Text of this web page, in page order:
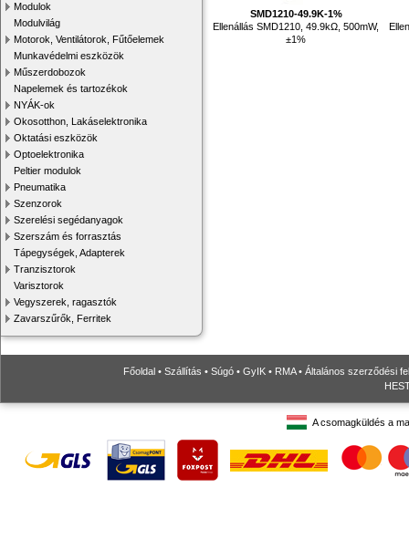
Modulok
Modulvilág
Motorok, Ventilátorok, Fűtőelemek
Munkavédelmi eszközök
Műszerdobozok
Napelemek és tartozékok
NYÁK-ok
Okosotthon, Lakáselektronika
Oktatási eszközök
Optoelektronika
Peltier modulok
Pneumatika
Szenzorok
Szerelési segédanyagok
Szerszám és forrasztás
Tápegységek, Adapterek
Tranzisztorok
Varisztorok
Vegyszerek, ragasztók
Zavarszűrők, Ferritek
SMD1210-49.9K-1%
Ellenállás SMD1210, 49.9kΩ, 500mW,
±1%
Főoldal • Szállítás • Súgó • GyIK • RMA• Általános szerződési
A csomagküldés a